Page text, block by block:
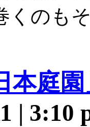
くのも
本庭
| 3:10